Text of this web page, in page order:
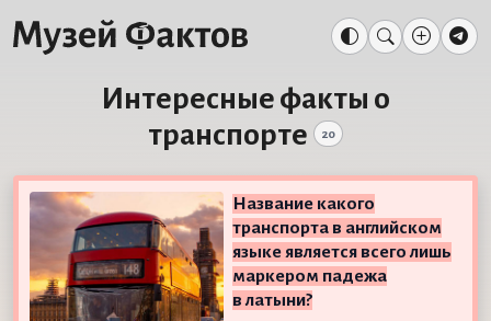
Интересные факты о
транспорте
20
Название какого
транспорта в английском
языке является всего лишь
маркером падежа
в латыни?